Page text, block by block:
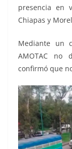
presencia en
Chiapas y
Mediante un
AMOTAC no
confirmó que